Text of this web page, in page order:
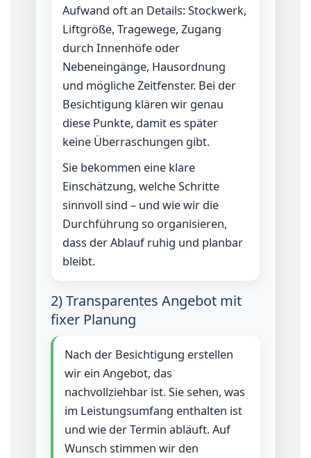
Aufwand oft an Details: Stockwerk,
Liftgröße, Tragewege, Zugang
durch Innenhöfe oder
Nebeneingänge, Hausordnung
und mögliche Zeitfenster. Bei der
Besichtigung klären wir genau
diese Punkte, damit es später
keine Überraschungen gibt.
Sie bekommen eine klare
Einschätzung, welche Schritte
sinnvoll sind – und wie wir die
Durchführung so organisieren,
dass der Ablauf ruhig und planbar
bleibt.
2) Transparentes Angebot mit
fixer Planung
Nach der Besichtigung erstellen
wir ein Angebot, das
nachvollziehbar ist. Sie sehen, was
im Leistungsumfang enthalten ist
und wie der Termin abläuft. Auf
Wunsch stimmen wir den